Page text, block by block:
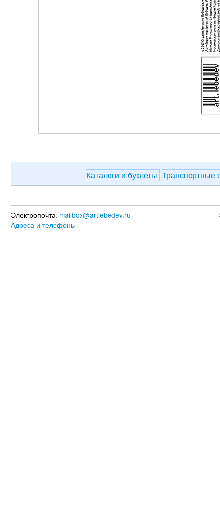
Каталоги и буклеты Транспортные
Электропочта: mailbox@artlebedev.ru
Адреса и телефоны